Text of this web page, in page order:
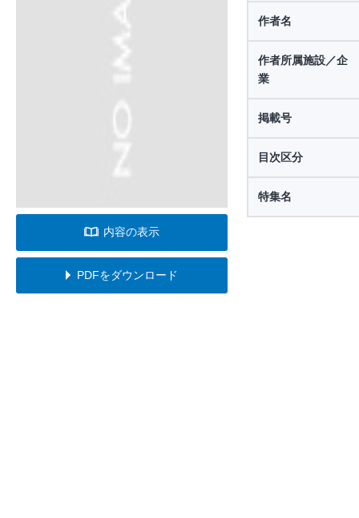
内容の表示
PDFをダウンロード
作者名
作者所属施設／企
業
掲載号
目次区分
特集名